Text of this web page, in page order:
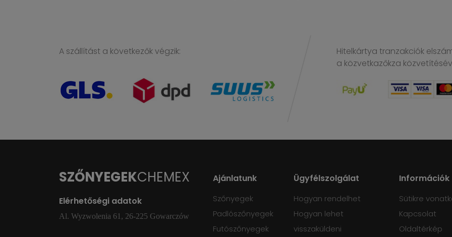
A szállítást a következők végzik:
Hitelkártya tranzakciók
a közvetkazőkza
SZŐNYEGEKCHEMEX
Elérhetőségi adatok
Al. Wyzwolenia 61, 26-225 Gowarczów
Ajánlatunk
Szőnyegek
Padlószőnyegek
Futószőnyegek
Ügyfélszolgálat
Hogyan rendelhet
Hogyan lehet
visszaküldeni
Információk
Sütikre
Kapcsolat
Oldaltérkép